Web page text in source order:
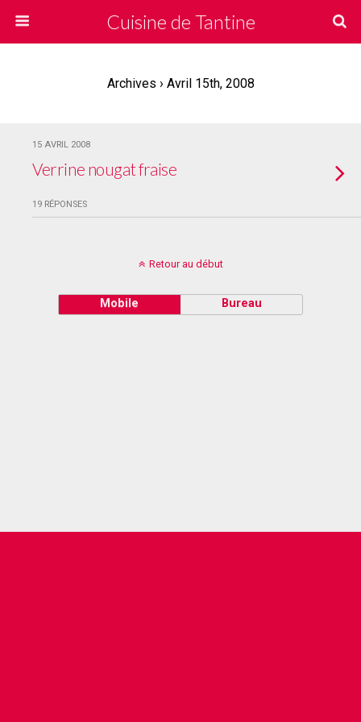
Cuisine de Tantine
Archives › Avril 15th, 2008
15 AVRIL 2008
Verrine nougat fraise
19 RÉPONSES
Retour au début
Mobile Bureau